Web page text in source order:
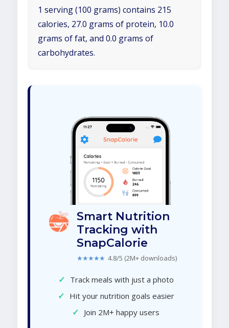
1 serving (100 grams) contains 215
calories, 27.0 grams of protein, 10.0
grams of fat, and 0.0 grams of
carbohydrates.
Smart Nutrition
Tracking with
SnapCalorie
★★★★★ 4.8/5 (2M+ downloads)
✓ Track meals with just a photo
✓ Hit your nutrition goals easier
✓ Join 2M+ happy users